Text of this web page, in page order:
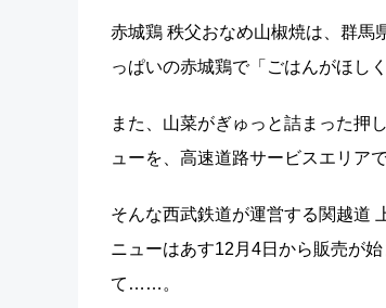
赤城鶏 秩父おなめ山椒焼は、群馬
っぱいの赤城鶏で「ごはんがほし
また、山菜がぎゅっと詰まった押
ューを、高速道路サービスエリア
そんな西武鉄道が運営する関越道
ニューはあす12月4日から販売が
て……。